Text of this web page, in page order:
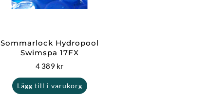
Sommarlock Hydropool
Swimspa 17FX
4 389 kr
Lägg till i varukorg